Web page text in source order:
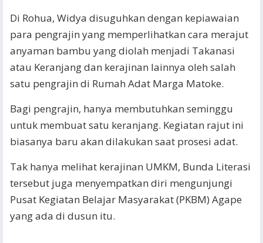
Di Rohua, Widya disuguhkan dengan kepiawaian
para pengrajin yang memperlihatkan cara merajut
anyaman bambu yang diolah menjadi Takanasi
atau Keranjang dan kerajinan lainnya oleh salah
satu pengrajin di Rumah Adat Marga Matoke.
Bagi pengrajin, hanya membutuhkan seminggu
untuk membuat satu keranjang. Kegiatan rajut ini
biasanya baru akan dilakukan saat prosesi adat.
Tak hanya melihat kerajinan UMKM, Bunda Literasi
tersebut juga menyempatkan diri mengunjungi
Pusat Kegiatan Belajar Masyarakat (PKBM) Agape
yang ada di dusun itu.